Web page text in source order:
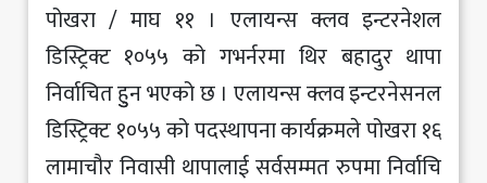
पोखरा / माघ ११ । एलायन्स क्लव इन्टरनेशल
डिस्ट्रिक्ट १०५५ को गभर्नरमा थिर बहादुर थापा
निर्वाचित हुुन भएको छ । एलायन्स क्लव इन्टरनेसनल
डिस्ट्रिक्ट १०५५ को पदस्थापना कार्यक्रमले पोखरा १६
लामाचौर निवासी थापालाई सर्वसम्मत रुपमा निर्वाचि